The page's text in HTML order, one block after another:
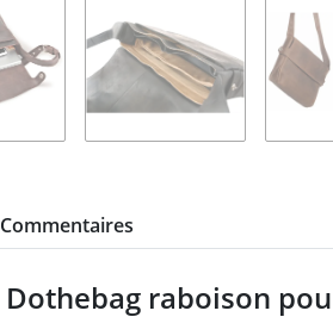
Commentaires
Dothebag raboison